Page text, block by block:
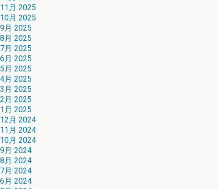
11月 2025
10月 2025
9月 2025
8月 2025
7月 2025
6月 2025
5月 2025
4月 2025
3月 2025
2月 2025
1月 2025
12月 2024
11月 2024
10月 2024
9月 2024
8月 2024
7月 2024
6月 2024